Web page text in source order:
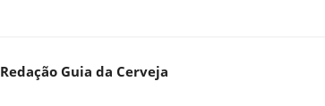
Redação Guia da Cerveja